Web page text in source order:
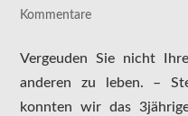
Kommentare
Vergeuden Sie nicht
anderen zu leben. –
konnten wir das